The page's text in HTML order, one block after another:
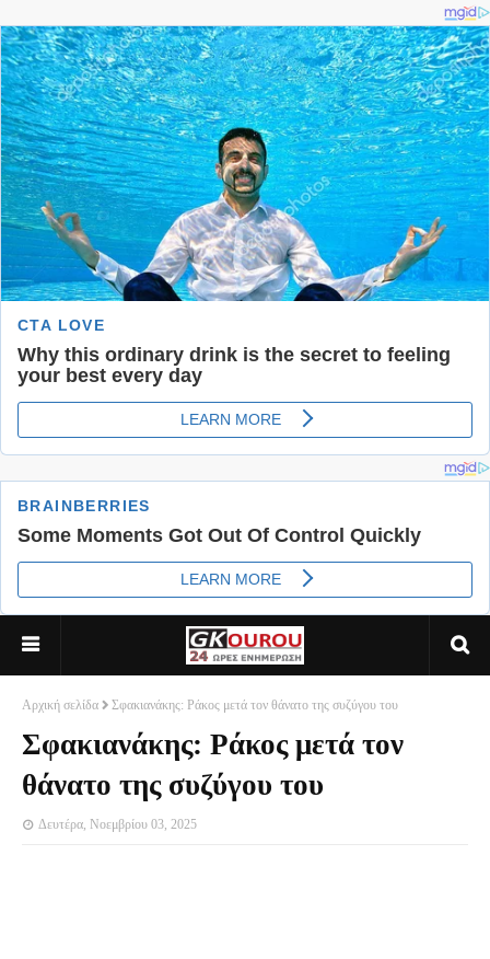
Αρχική σελίδα Σφακιανάκης: Ράκος μετά τον θάνατο της συζύγου του
Σφακιανάκης: Ράκος μετά τον
θάνατο της συζύγου του
Δευτέρα, Νοεμβρίου 03, 2025